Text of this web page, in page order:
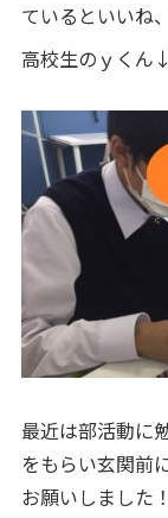
ているといいね
高校生のｙくん↓
最近は部活動に
をもらい玄関前
お願いしました！